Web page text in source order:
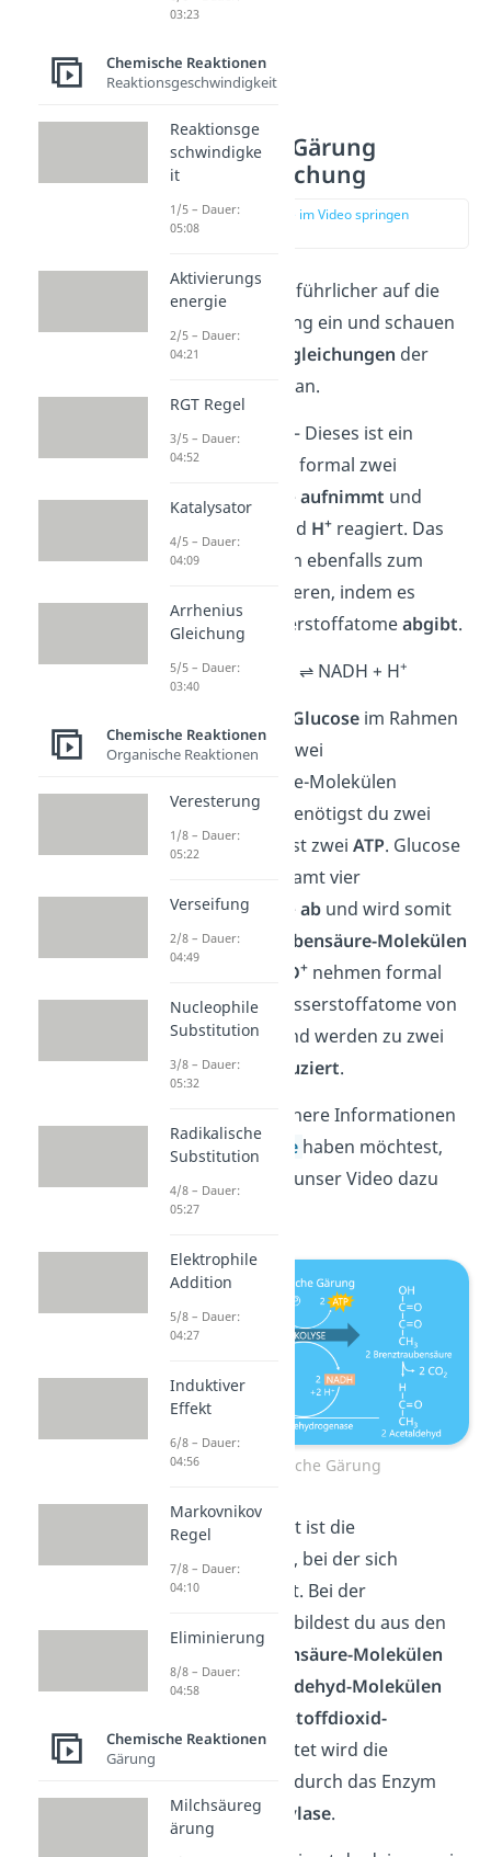
Alkoholische Gärung
Reaktionsgleichung
zur Stelle im Video springen
Gehen wir mal ausführlicher auf die
alkoholische Gärung ein und schauen
uns die
Reaktionsgleichungen der
einzelnen Schritte an.
Zuerst zumNAD
– Dieses ist ein
Coenzym
, welches formal zwei
Wasserstoffatomeaufnimmt und
und H+ reagiert. Das
NADHund
kann ebenfalls zum
zurückreagieren, indem es
formal zwei Wasserstoffatomeabgibt.
NAD
+ 2 H ⇌ NADH + H+
Glucose im Rahmen
derGlykolyse
zu zwei
Brenztraubensäure-Molekülen
abgebaut. Dabei benötigst du zwei
NAD+und gewinnst zweiATP. Glucose
gibt formal insgesamt vier
Wasserstoffatomeab und wird somit
zu zweiBrenztraubensäure-Molekülen
NAD+ nehmen formal
insgesamt vier Wasserstoffatome von
der Glucoseauf
und werden zu zwei
NADHundH reduziert.
Falls du ausführlichere Informationen
über dieGlykolyse haben möchtest,
kannst du dir hier unser Video dazu
anschauen.
Alkoholische Gärung
Der nächste Schritt ist die
Decarboxylierung , bei der sich
Acetaldehyd
bildet. Bei der
Decarboxylierung bildest du aus den
Brenztraubensäure-Molekülen
neben zwei
Acetaldehyd-Molekülen
Kohlenstoffdioxid-
Moleküle. Eingeleitet wird die
Decarboxylierung durch das Enzym
Pyruvatdecarboxylase.
03:23
Chemische Reaktionen
Reaktionsgeschwindigkeit
Reaktionsge
schwindigke
it
1/5 – Dauer:
05:08
Aktivierungs
energie
2/5 – Dauer:
04:21
RGT Regel
3/5 – Dauer:
04:52
Katalysator
4/5 – Dauer:
04:09
Arrhenius
Gleichung
5/5 – Dauer:
03:40
Chemische Reaktionen
Organische Reaktionen
Veresterung
1/8 – Dauer:
05:22
Verseifung
2/8 – Dauer:
04:49
Nucleophile
Substitution
3/8 – Dauer:
05:32
Radikalische
Substitution
4/8 – Dauer:
05:27
Elektrophile
Addition
5/8 – Dauer:
04:27
Induktiver
Effekt
6/8 – Dauer:
04:56
Markovnikov
Regel
7/8 – Dauer:
04:10
Eliminierung
8/8 – Dauer:
04:58
Chemische Reaktionen
Gärung
Milchsäureg
ärung